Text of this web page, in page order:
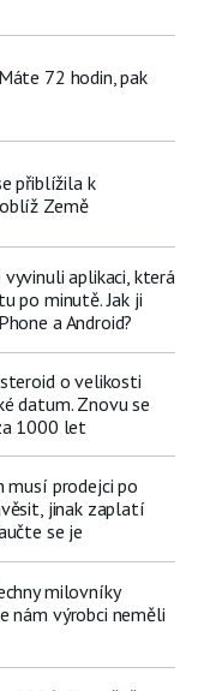
72 hodin, pak
přiblížila k
Země
aplikaci, která
po minutě. Jak ji
a Android?
o velikosti
datum. Znovu se
1000 let
musí prodejci po
jinak zaplatí
se je
milovníky
nám výrobci neměli